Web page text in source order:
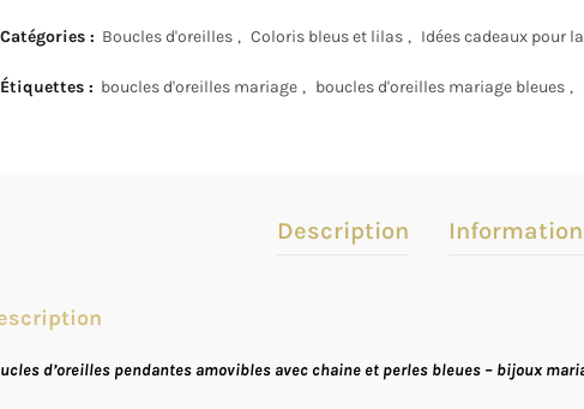
Catégories : Boucles d'oreilles , Coloris bleus et lilas , Idées cadeaux pour
Étiquettes : boucles d'oreilles mariage , boucles d'oreilles mariage bleues ,
Description
d’oreilles pendantes amovibles avec chaine et perles bleues – bijoux